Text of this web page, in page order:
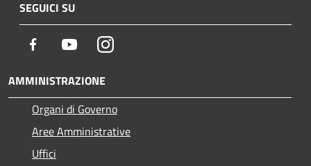
SEGUICI SU
Facebook YoutubeInstagram
AMMINISTRAZIONE
Organi di Governo
Aree Amministrative
Uffici